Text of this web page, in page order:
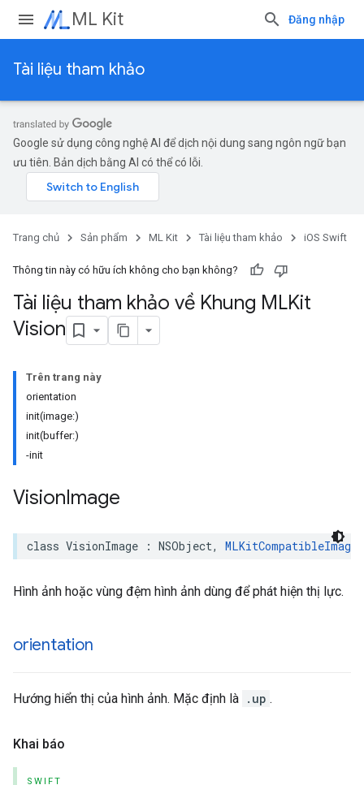
ML Kit Đăng nhập
Tài liệu tham khảo
Google sử dụng công nghệ AI để dịch nội dung sang ngôn ngữ bạn
ưu tiên. Bản dịch bằng AI có thể có lỗi.
Trang chủ Sản phẩm ML Kit Tài liệu tham khảo iOS Swift
Thông tin này có hữu ích không cho bạn không?
Tài liệu tham khảo về Khung MLKit
Vision
Trên trang này
orientation
init(image:)
init(buffer:)
-init
VisionImage
class VisionImage : NSObject, MLKitCompatibleImage
Hình ảnh hoặc vùng đệm hình ảnh dùng để phát hiện thị lực.
orientation
Hướng hiển thị của hình ảnh. Mặc định là .up .
Khai báo
SWIFT